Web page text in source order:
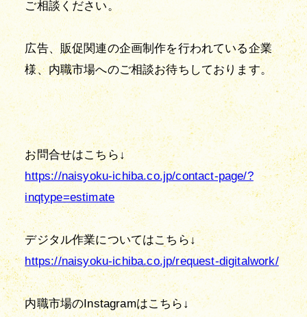
ご相談ください。
広告、販促関連の企画制作を行われている企業
様、内職市場へのご相談お待ちしております。
お問合せはこちら↓
https://naisyoku-ichiba.co.jp/contact-page/?
inqtype=estimate
デジタル作業についてはこちら↓
https://naisyoku-ichiba.co.jp/request-digitalwork/